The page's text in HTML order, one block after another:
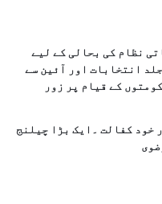
نظام کی بحالی کے لیے
جلد انتخابات اور آئین سے
کے قیام پر زور
خود کفالت ۔ایک بڑا چیلنج